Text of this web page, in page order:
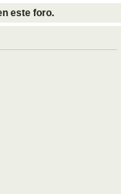
este foro.